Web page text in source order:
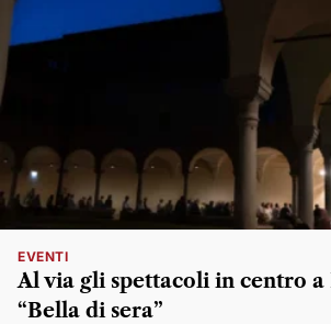
EVENTI
Al via gli spettacoli in centro a
“Bella di sera”